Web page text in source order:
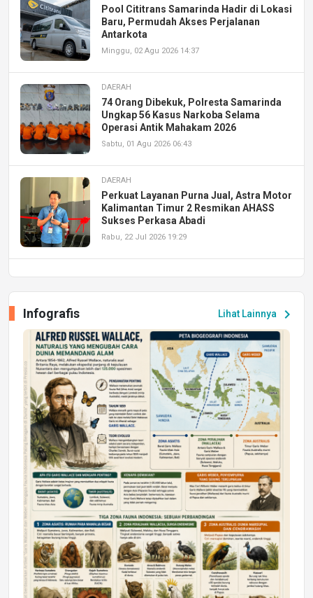
Pool Cititrans Samarinda Hadir di Lokasi
Baru, Permudah Akses Perjalanan
Antarkota
Minggu, 02 Agu 2026 14:37
DAERAH
74 Orang Dibekuk, Polresta Samarinda
Ungkap 56 Kasus Narkoba Selama
Operasi Antik Mahakam 2026
Sabtu, 01 Agu 2026 06:43
DAERAH
Perkuat Layanan Purna Jual, Astra Motor
Kalimantan Timur 2 Resmikan AHASS
Sukses Perkasa Abadi
Rabu, 22 Jul 2026 19:29
Peluang Kerja dan Magang
Jumat, 17 Jul 2026 22:30
DAERAH
Astra Motor Kalimantan Timur 2 Dukung
Mahasiswa Samarinda dalam Astra
Honda SDGs Future Leaders 2026
Jumat, 10 Jul 2026 19:01
Lihat Lainnya chevron_right
Infografis